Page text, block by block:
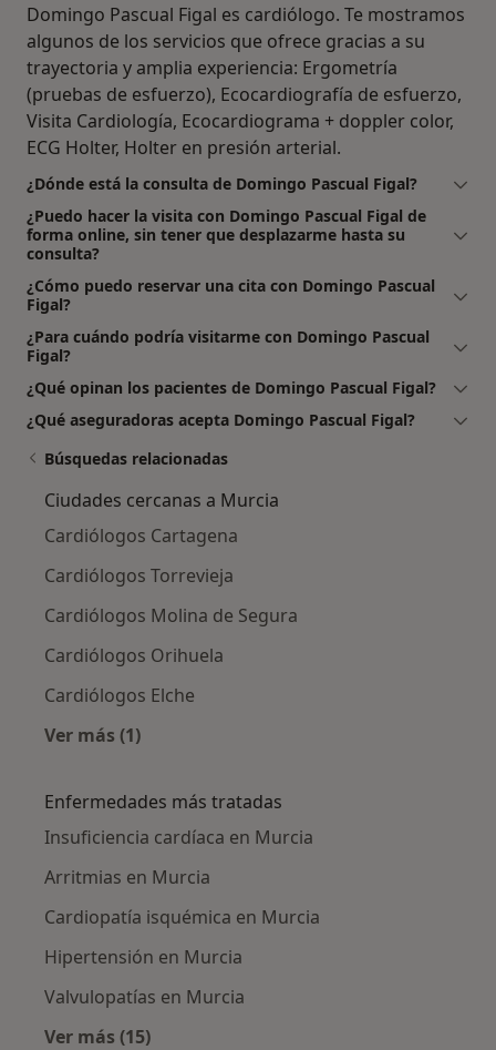
Domingo Pascual Figal es cardiólogo. Te mostramos
algunos de los servicios que ofrece gracias a su
trayectoria y amplia experiencia: Ergometría
(pruebas de esfuerzo), Ecocardiografía de esfuerzo,
Visita Cardiología, Ecocardiograma + doppler color,
ECG Holter, Holter en presión arterial.
¿Dónde está la consulta de Domingo Pascual Figal?
¿Puedo hacer la visita con Domingo Pascual Figal de
forma online, sin tener que desplazarme hasta su
consulta?
¿Cómo puedo reservar una cita con Domingo Pascual
Figal?
¿Para cuándo podría visitarme con Domingo Pascual
Figal?
¿Qué opinan los pacientes de Domingo Pascual Figal?
¿Qué aseguradoras acepta Domingo Pascual Figal?
Búsquedas relacionadas
Ciudades cercanas a Murcia
Cardiólogos Cartagena
Cardiólogos Torrevieja
Cardiólogos Molina de Segura
Cardiólogos Orihuela
Cardiólogos Elche
Ver más (1)
Enfermedades más tratadas
Insuficiencia cardíaca en Murcia
Arritmias en Murcia
Cardiopatía isquémica en Murcia
Hipertensión en Murcia
Valvulopatías en Murcia
Ver más (15)